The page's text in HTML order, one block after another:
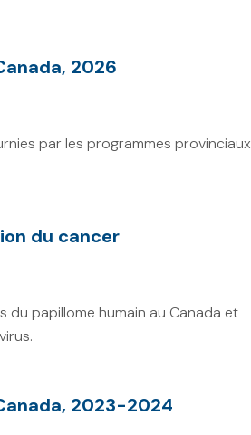
2026
par les programmes provinciaux
du cancer
du papillome humain au Canada et
2023-2024